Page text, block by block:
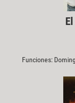
Funciones: